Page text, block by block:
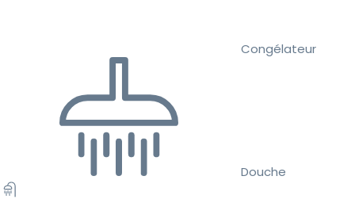
Congélateur
Douche